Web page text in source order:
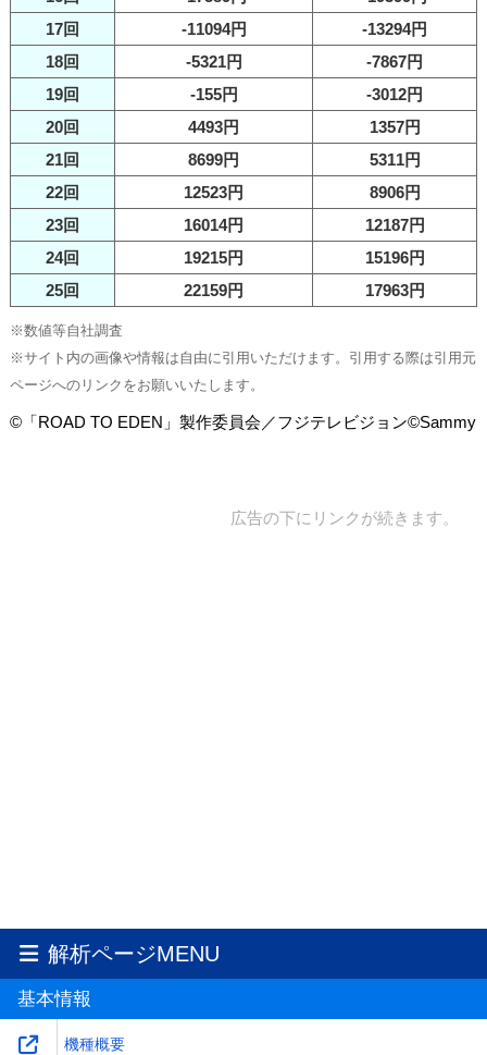
17回
-11094円
-13294円
18回
-5321円
-7867円
19回
-155円
-3012円
20回
4493円
1357円
21回
8699円
5311円
22回
12523円
8906円
23回
16014円
12187円
24回
19215円
15196円
25回
22159円 17963円
※数値等自社調査
※サイト内の画像や情報は自由に引用いただけます。引用する際は引用元
ページへのリンクをお願いいたします。
©「ROAD TO EDEN」製作委員会／フジテレビジョン©Sammy
広告の下にリンクが続きます。
解析ページMENU
基本情報
機種概要